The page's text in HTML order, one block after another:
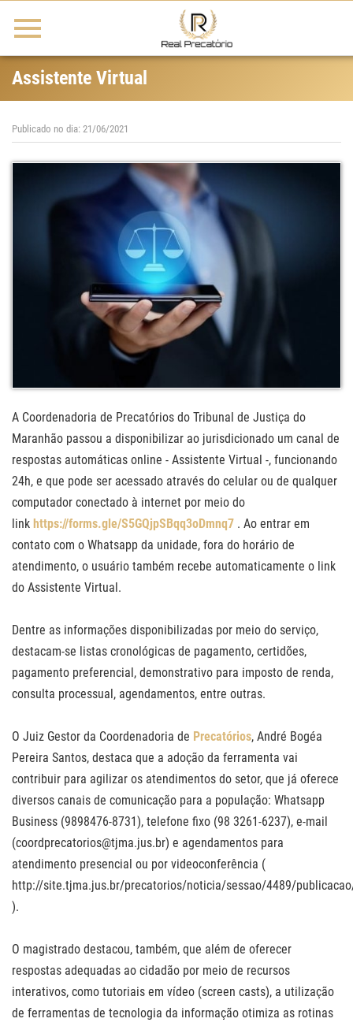
Assistente Virtual
Publicado no dia: 21/06/2021
A Coordenadoria de Precatórios do Tribunal de Justiça do
Maranhão passou a disponibilizar ao jurisdicionado um canal de
respostas automáticas online - Assistente Virtual -, funcionando
24h, e que pode ser acessado através do celular ou de qualquer
computador conectado à internet por meio do
link https://forms.gle/S5GQjpSBqq3oDmnq7 . Ao entrar em
contato com o Whatsapp da unidade, fora do horário de
atendimento, o usuário também recebe automaticamente o link
do Assistente Virtual.
Dentre as informações disponibilizadas por meio do serviço,
destacam-se listas cronológicas de pagamento, certidões,
pagamento preferencial, demonstrativo para imposto de renda,
consulta processual, agendamentos, entre outras.
O Juiz Gestor da Coordenadoria de Precatórios, André Bogéa
Pereira Santos, destaca que a adoção da ferramenta vai
contribuir para agilizar os atendimentos do setor, que já oferece
diversos canais de comunicação para a população: Whatsapp
Business (9898476-8731), telefone fixo (98 3261-6237), e-mail
(coordprecatorios@tjma.jus.br) e agendamentos para
atendimento presencial ou por videoconferência (
http://site.tjma.jus.br/precatorios/noticia/sessao/4489/
).
O magistrado destacou, também, que além de oferecer
respostas adequadas ao cidadão por meio de recursos
interativos, como tutoriais em vídeo (screen casts), a utilização
de ferramentas de tecnologia da informação otimiza as rotinas